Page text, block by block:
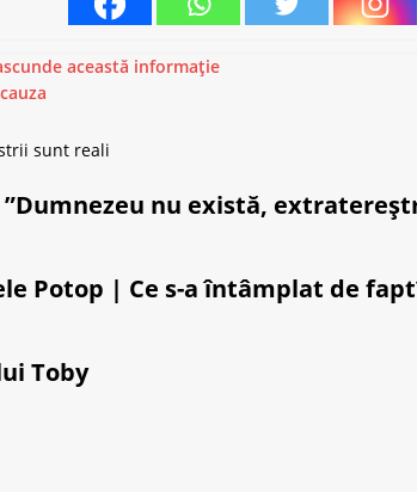
această informație
nu există,
Potop | Ce s-a întâmplat de
Toby